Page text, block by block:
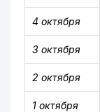
4 октября
3 октября
2 октября
1 октября